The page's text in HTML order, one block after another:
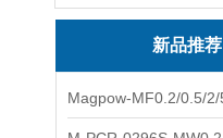
新品推荐